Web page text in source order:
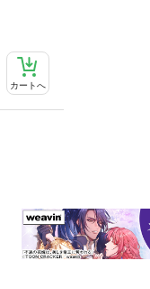
カートへ